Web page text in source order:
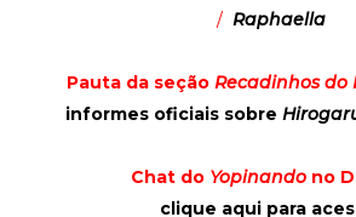
/ Raphaella
Pauta da seçãoRecadinhos do
informes oficiais sobre
Chat do Yopinandono
clique aqui para